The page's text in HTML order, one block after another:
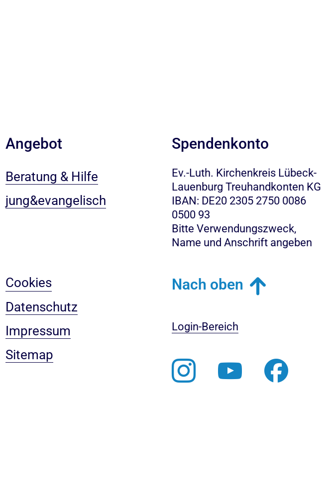
Angebot
Beratung & Hilfe
jung&evangelisch
Spendenkonto
Ev.-Luth. Kirchenkreis Lübeck-
Lauenburg Treuhandkonten KG
IBAN: DE20 2305 2750 0086
0500 93
Bitte Verwendungszweck,
Name und Anschrift angeben
Cookies
Datenschutz
Impressum
Sitemap
Nach oben
Login-Bereich